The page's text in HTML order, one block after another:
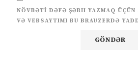
NÖVBƏTI DƏFƏ ŞƏRH YAZMAQ
VƏ VEBSAYTIMI BU BRAUZERDƏ